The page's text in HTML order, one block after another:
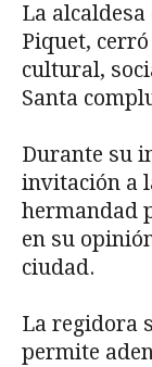
La
Piquet,
cultural,
Santa
Durante su
invitación a
hermandad
en su
ciudad.
La regidora
permite